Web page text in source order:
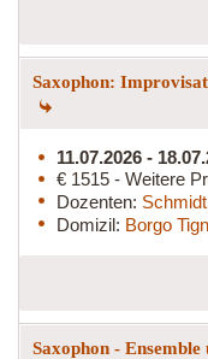
Saxophon:
11.07.2026 -
€ 1515 - Weitere
Dozenten:
Domizil: Borgo
Saxophon -